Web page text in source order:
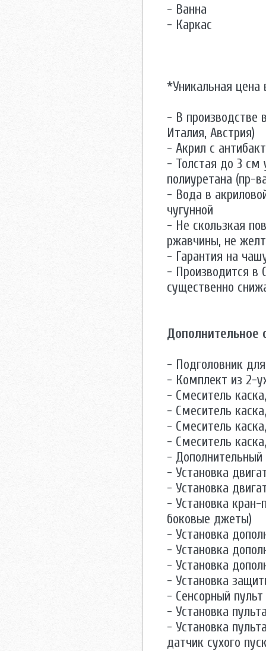
- Ванна
- Каркас
*Уникальная цена
- В производстве
Италия, Австрия)
- Акрил с
- Толстая до 3 см
полиуретана (пр-
- Вода в
чугунной
- Не скользкая
ржавчины, не
- Гарантия на
- Производится в
существенно
Дополнительное
- Подголовник
- Комплект из 2-
- Смеситель
- Смеситель
- Смеситель
- Смеситель
-
- Установка
- Установка
- Установка кран-
боковые джеты)
- Установка
- Установка
- Установка
- Установка
- Сенсорный
- Установка
- Установка
датчик сухого